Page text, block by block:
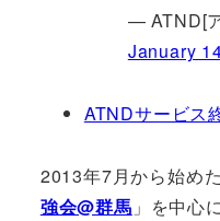
— ATND[
January
ATNDサービス
2013年7月から始め
強会@群馬 」を中心